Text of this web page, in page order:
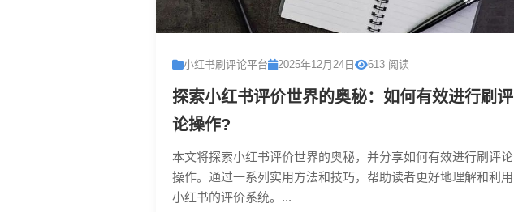
小红书刷评论平台 2025年12月24日 613 阅读
探索小红书评价世界的奥秘：如何有效进行刷评
论操作?
本文将探索小红书评价世界的奥秘，并分享如何有效进行刷评论
操作。通过一系列实用方法和技巧，帮助读者更好地理解和利用
小红书的评价系统。...